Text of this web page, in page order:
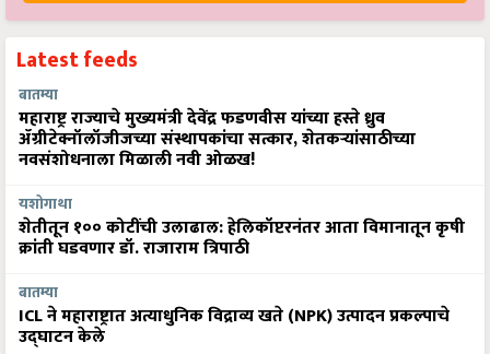
Latest feeds
बातम्या
महाराष्ट्र राज्याचे मुख्यमंत्री देवेंद्र फडणवीस यांच्या हस्ते ध्रुव
ॲग्रीटेक्नॉलॉजीजच्या संस्थापकांचा सत्कार, शेतकऱ्यांसाठीच्या
नवसंशोधनाला मिळाली नवी ओळख!
यशोगाथा
शेतीतून १०० कोटींची उलाढाल: हेलिकॉप्टरनंतर आता विमानातून कृषी
क्रांती घडवणार डॉ. राजाराम त्रिपाठी
बातम्या
ICL ने महाराष्ट्रात अत्याधुनिक विद्राव्य खते (NPK) उत्पादन प्रकल्पाचे
उद्घाटन केले